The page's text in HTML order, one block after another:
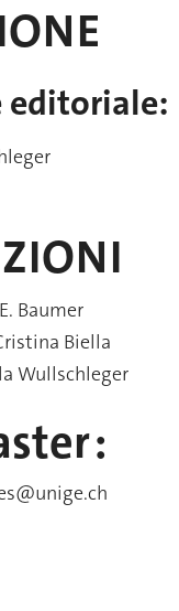
editoriale:
Baumer
Biella
Wullschleger
: